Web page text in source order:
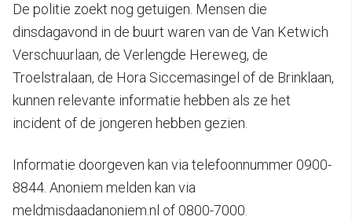
De politie zoekt nog getuigen. Mensen die
dinsdagavond in de buurt waren van de Van Ketwich
Verschuurlaan, de Verlengde Hereweg, de
Troelstralaan, de Hora Siccemasingel of de Brinklaan,
kunnen relevante informatie hebben als ze het
incident of de jongeren hebben gezien.
Informatie doorgeven kan via telefoonnummer 0900-
8844. Anoniem melden kan via
meldmisdaadanoniem.nl of 0800-7000.